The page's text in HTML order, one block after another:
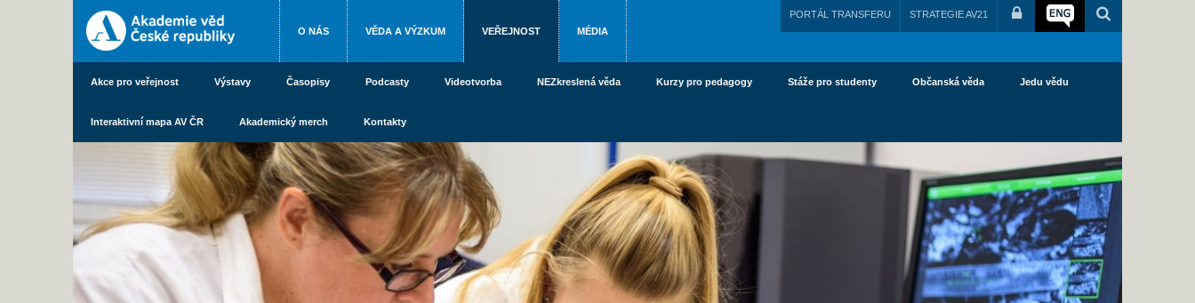
O NÁS VĚDA A VÝZKUM VEŘEJNOST MÉDIA
PORTÁL TRANSFERU STRATEGIE AV21
Akce pro veřejnost Výstavy Časopisy Podcasty Videotvorba NEZkreslená věda Kurzy pro pedagogy Stáže pro studenty Občanská věda Jedu vědu
Interaktivní mapa AV ČR Akademický merch Kontakty